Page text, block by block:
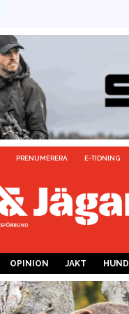
PRENUMERERA E-TIDNING
OPINION JAKT HUND